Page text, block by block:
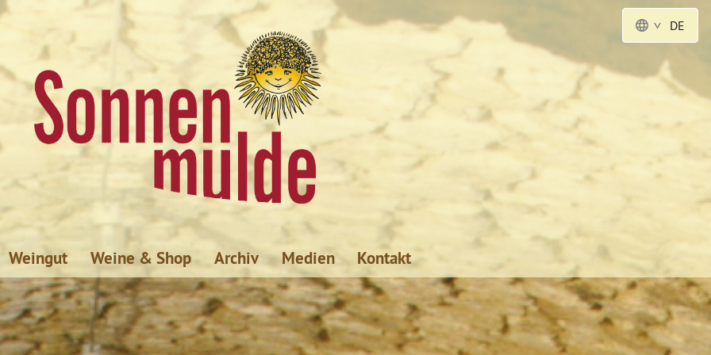
Weingut Weine & Shop Archiv Medien Kontakt
DE